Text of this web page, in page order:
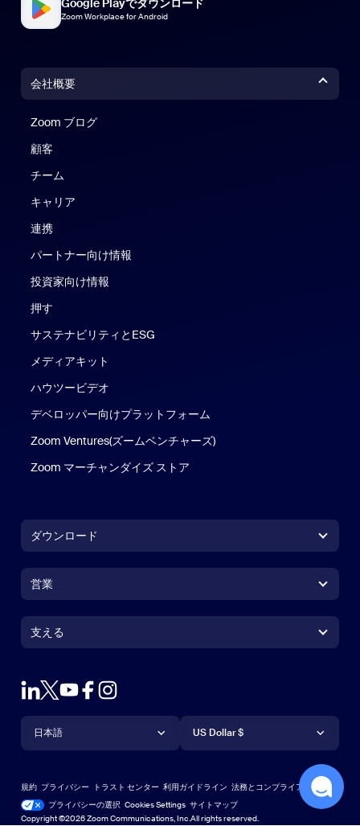
Google Playでダウンロード
Zoom Workplace for Android
会社概要
Zoom ブログ
顧客
チーム
キャリア
連携
パートナー向け情報
投資家向け情報
押す
サステナビリティとESG
メディアキット
ハウツービデオ
デベロッパー向けプラットフォーム
Zoom Ventures(ズームベンチャーズ)
Zoom マーチャンダイズ ストア
ダウンロード
Zoom Rooms アプリZoom Rooms アプリ
Zoom Rooms コントローラ
Outlook プラグイン
Androidアプリ
営業
営業担当にお問い合わせ
デモを申し込む
ウェビナーとイベント
支える
支える
アカウント
ラーニングセンター
テクニカルコンテンツライブラリテクニカルコンテンツライブラ
言語
日本語
English
通貨
US Dollar $
Copyright ©2026 Zoom Communications, Inc.All rights reserved.
規約 プライバシー トラスト センター 利用ガイドライン 法務とコンプライアンス
プライバシーの選択 Cookies Settings サイトマップ
サイトマップ